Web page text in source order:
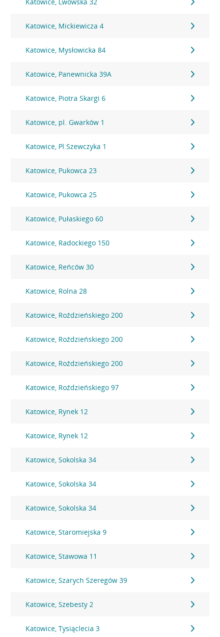
Katowice, Mickiewicza 4
Katowice, Mysłowicka 84
Katowice, Panewnicka 39A
Katowice, Piotra Skargi 6
Katowice, pl. Gwarków 1
Katowice, Pl.Szewczyka 1
Katowice, Pukowca 23
Katowice, Pukowca 25
Katowice, Pułaskiego 60
Katowice, Radockiego 150
Katowice, Reńców 30
Katowice, Rolna 28
Katowice, Roździeńskiego 200
Katowice, Roździeńskiego 200
Katowice, Roździeńskiego 200
Katowice, Roździeńskiego 97
Katowice, Rynek 12
Katowice, Rynek 12
Katowice, Sokolska 34
Katowice, Sokolska 34
Katowice, Sokolska 34
Katowice, Staromiejska 9
Katowice, Stawowa 11
Katowice, Szarych Szeregów 39
Katowice, Szebesty 2
Katowice, Tysiąclecia 3